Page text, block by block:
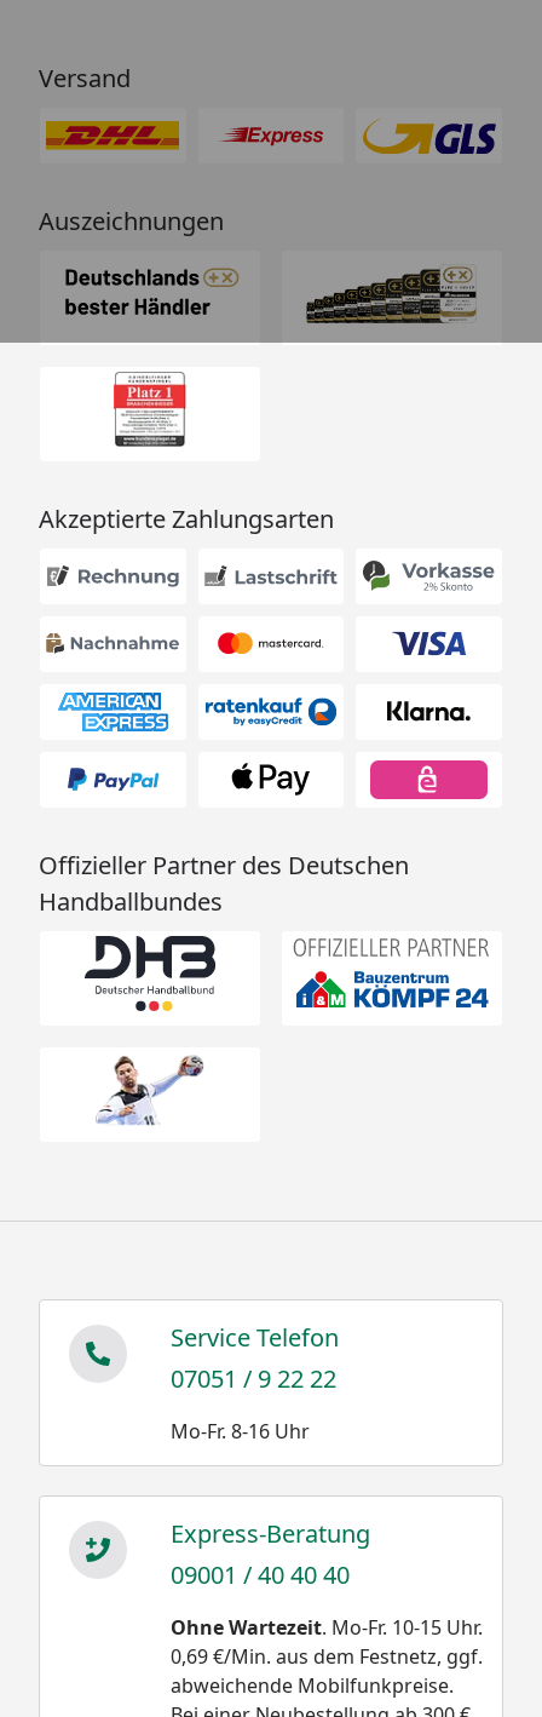
Versand
Auszeichnungen
Akzeptierte Zahlungsarten
Offizieller Partner des Deutschen
Handballbundes
Service Telefon
07051 / 9 22 22
Mo-Fr. 8-16 Uhr
Express-Beratung
09001 / 40 40 40
Ohne Wartezeit. Mo-Fr. 10-15 Uhr.
0,69 €/Min. aus dem Festnetz, ggf.
abweichende Mobilfunkpreise.